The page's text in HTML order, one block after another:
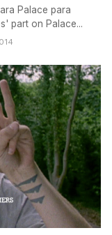
Palace para
part on Palace...